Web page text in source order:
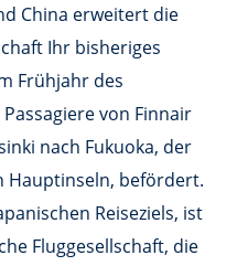
China erweitert die
Ihr bisheriges
Frühjahr des
von Finnair
nach Fukuoka, der
Hauptinseln, befördert.
Reiseziels, ist
Fluggesellschaft, die